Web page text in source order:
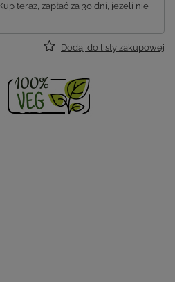
teraz, zapłać za 30 dni, jeżeli nie
Dodaj do listy zakupowej